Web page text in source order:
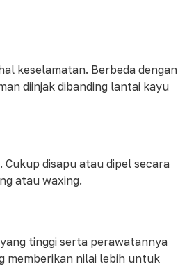
keselamatan. Berbeda dengan
diinjak dibanding lantai kayu
disapu atau dipel secara
atau waxing.
tinggi serta perawatannya
memberikan nilai lebih untuk